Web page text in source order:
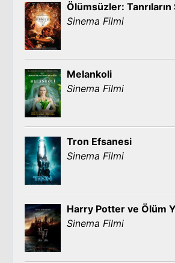
Ölümsüzler: Tanrıların
Sinema Filmi
Melankoli
Sinema Filmi
Tron Efsanesi
Sinema Filmi
Harry Potter ve Ölüm
Sinema Filmi